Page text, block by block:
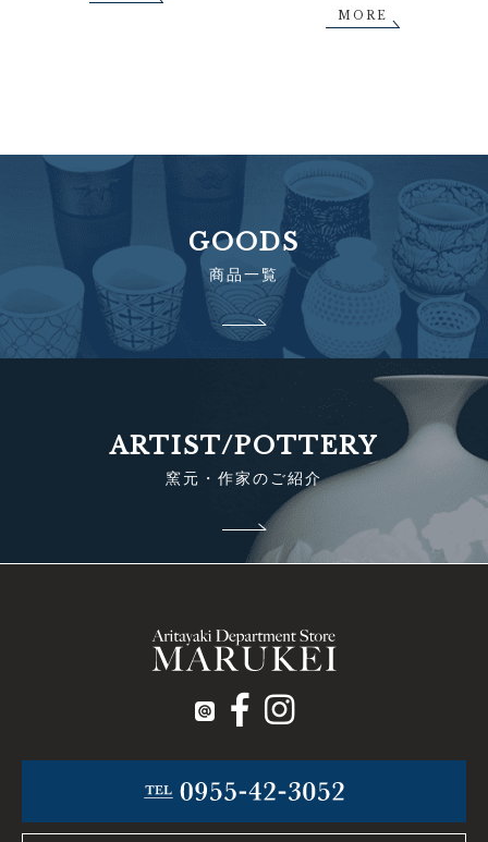
MORE
GOODS
商品一覧
ARTIST/POTTERY
窯元・作家のご紹介